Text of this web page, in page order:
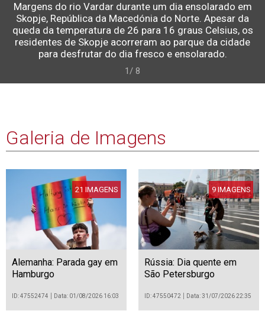
Margens do rio Vardar durante um dia ensolarado em
Skopje, República da Macedónia do Norte. Apesar da
queda da temperatura de 26 para 16 graus Celsius, os
residentes de Skopje acorreram ao parque da cidade
para desfrutar do dia fresco e ensolarado.
1/ 8
Galeria de Imagens
21 IMAGENS
Alemanha: Parada gay em
Hamburgo
ID: 47552474 Data: 01/08/2026 16:03
9 IMAGENS
Rússia: Dia quente em
São Petersburgo
ID: 47550472 Data: 31/07/2026 22:35